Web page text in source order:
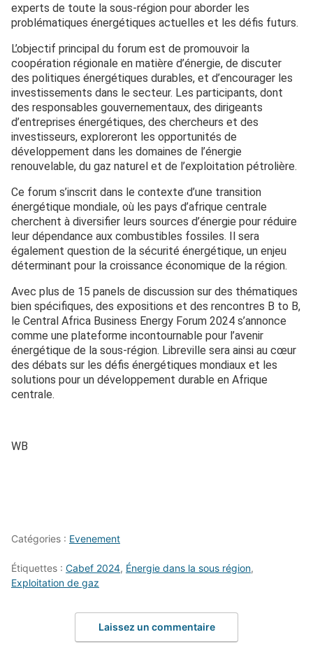
experts de toute la sous-région pour aborder les
problématiques énergétiques actuelles et les défis futurs.
L’objectif principal du forum est de promouvoir la
coopération régionale en matière d’énergie, de discuter
des politiques énergétiques durables, et d’encourager les
investissements dans le secteur. Les participants, dont
des responsables gouvernementaux, des dirigeants
d’entreprises énergétiques, des chercheurs et des
investisseurs, exploreront les opportunités de
développement dans les domaines de l’énergie
renouvelable, du gaz naturel et de l’exploitation pétrolière.
Ce forum s’inscrit dans le contexte d’une transition
énergétique mondiale, où les pays d’afrique centrale
cherchent à diversifier leurs sources d’énergie pour réduire
leur dépendance aux combustibles fossiles. Il sera
également question de la sécurité énergétique, un enjeu
déterminant pour la croissance économique de la région.
Avec plus de 15 panels de discussion sur des thématiques
bien spécifiques, des expositions et des rencontres B to B,
le Central Africa Business Energy Forum 2024 s’annonce
comme une plateforme incontournable pour l’avenir
énergétique de la sous-région. Libreville sera ainsi au cœur
des débats sur les défis énergétiques mondiaux et les
solutions pour un développement durable en Afrique
centrale.
WB
Catégories : Evenement
Étiquettes : Cabef 2024, Énergie dans la sous région,
Exploitation de gaz
Laissez un commentaire